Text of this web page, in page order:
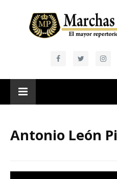
Antonio León